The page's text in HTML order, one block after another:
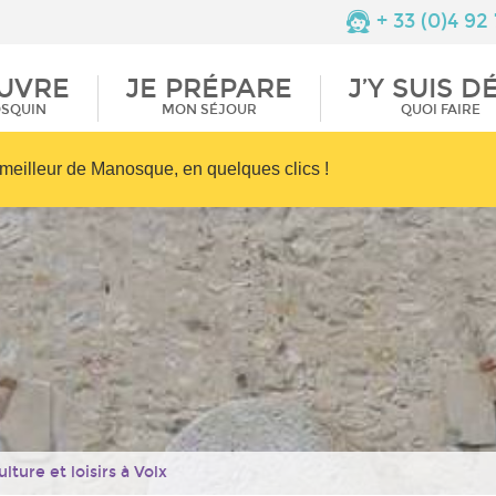
+ 33 (0)4 92
JE PRÉPARE
MON SÉJOUR
Informations
pratiques
J’Y SUIS
QUOI FAIRE
Commerces et
services
de Manosque, en quelques clics !
et loisirs à Volx